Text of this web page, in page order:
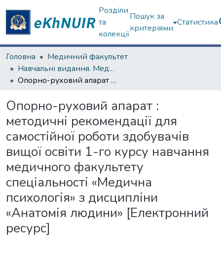
Розділи
та
колекції
Пошук за
критеріями
Статистика
Головна
Медичний факультет
Навчальні видання. Медичний факультет
Опорно-руховий апарат : методичні рекомендації для самостійної роботи здобувачів вищої освіти 1-го курсу навчання медичного факультету спеціальності «Медична психологія» з дисципліни «Анатомія людини» [Електронний ресурс]
Опорно-руховий апарат :
методичні рекомендації для
самостійної роботи здобувачів
вищої освіти 1-го курсу навчання
медичного факультету
спеціальності «Медична
психологія» з дисципліни
«Анатомія людини» [Електронний
ресурс]